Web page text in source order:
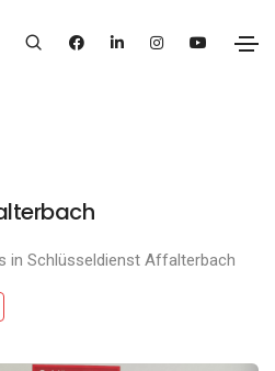
in Schlüsseldienst Affalterbach